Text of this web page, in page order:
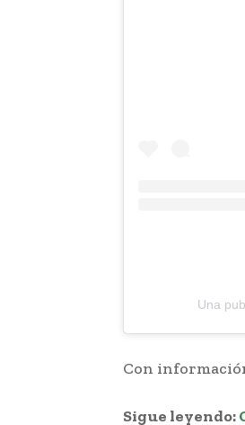
Una
Con
Sigue leyendo: